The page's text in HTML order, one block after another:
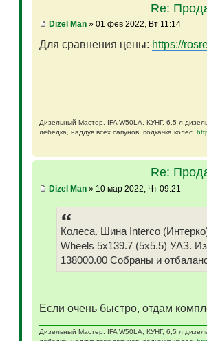
Re:
Dizel Man» 01 фев 2022, Вт 11:14
Для сравнения цены: https://
Дизельный Мастер. IFA W50LA, КУНГ, 6,5 л
лебедка, наддув всех сапунов, подкачка колес.
Re:
Dizel Man» 10 мар 2022, Чт 09:21
Колеса. Шина Interco
Wheels 5x139.7 (5x5.5) УАЗ.
138000.00 Собраны и
Если очень быстро, отдам
Дизельный Мастер. IFA W50LA, КУНГ, 6,5 л